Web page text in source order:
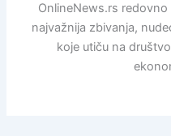
OnlineNews.rs
najvažnija zbivanja,
koje utiču na